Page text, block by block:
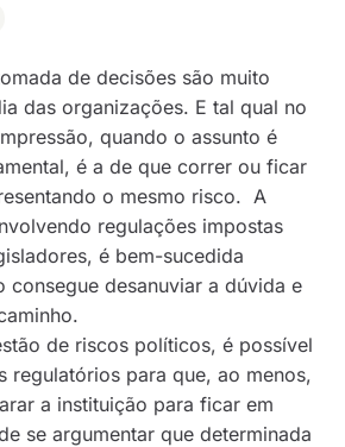
de decisões são muito
das organizações. E tal qual no
quando o assunto é
é a de que correr ou ficar
o mesmo risco. A
regulações impostas
é bem-sucedida
consegue desanuviar a dúvida e
de riscos políticos, é possível
regulatórios para que, ao menos,
a instituição para ficar em
se argumentar que determinada